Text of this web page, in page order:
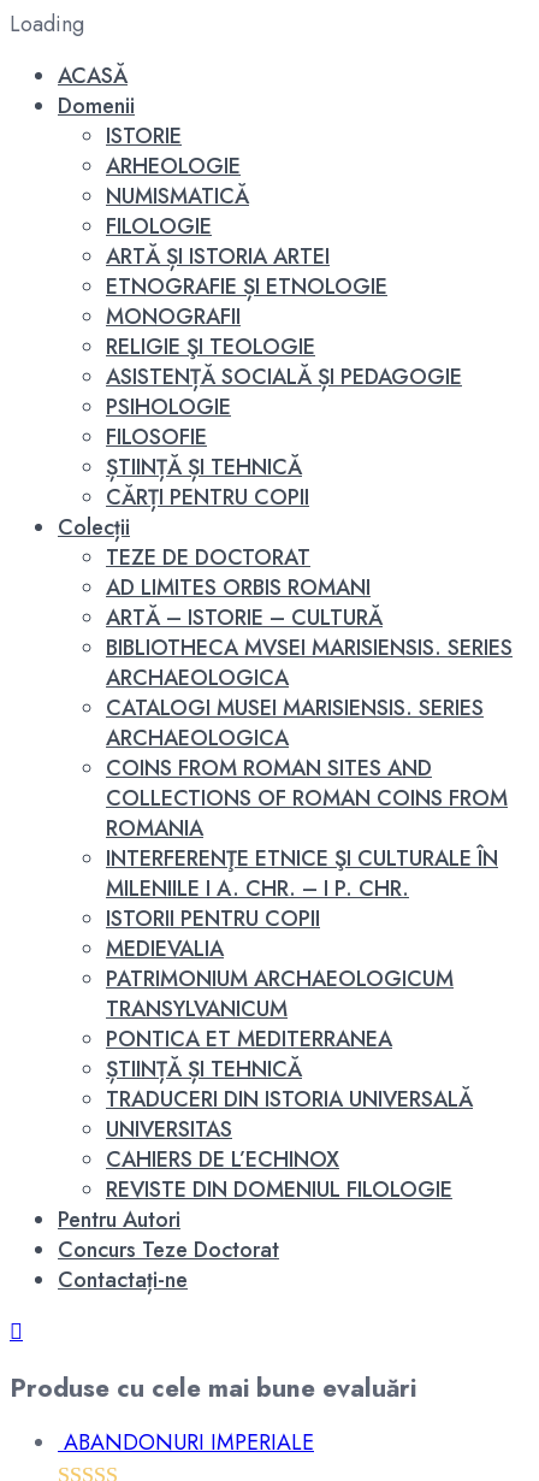
Loading
ACASĂ
Domenii
ISTORIE
ARHEOLOGIE
NUMISMATICĂ
FILOLOGIE
ARTĂ ȘI ISTORIA ARTEI
ETNOGRAFIE ȘI ETNOLOGIE
MONOGRAFII
RELIGIE ŞI TEOLOGIE
ASISTENȚĂ SOCIALĂ ȘI PEDAGOGIE
PSIHOLOGIE
FILOSOFIE
ȘTIINȚĂ ȘI TEHNICĂ
CĂRȚI PENTRU COPII
Colecții
TEZE DE DOCTORAT
AD LIMITES ORBIS ROMANI
ARTĂ – ISTORIE – CULTURĂ
BIBLIOTHECA MVSEI MARISIENSIS. SERIES
ARCHAEOLOGICA
CATALOGI MUSEI MARISIENSIS. SERIES
ARCHAEOLOGICA
COINS FROM ROMAN SITES AND
COLLECTIONS OF ROMAN COINS FROM
ROMANIA
INTERFERENŢE ETNICE ŞI CULTURALE ÎN
MILENIILE I A. CHR. – I P. CHR.
ISTORII PENTRU COPII
MEDIEVALIA
PATRIMONIUM ARCHAEOLOGICUM
TRANSYLVANICUM
PONTICA ET MEDITERRANEA
ȘTIINȚĂ ȘI TEHNICĂ
TRADUCERI DIN ISTORIA UNIVERSALĂ
UNIVERSITAS
CAHIERS DE L’ECHINOX
REVISTE DIN DOMENIUL FILOLOGIE
Pentru Autori
Concurs Teze Doctorat
Contactați-ne
Produse cu cele mai bune evaluări
ABANDONURI IMPERIALE